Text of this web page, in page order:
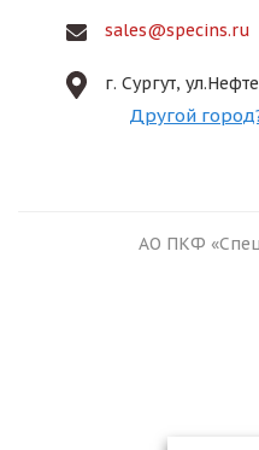
sales@specins.ru
г. Сургут,
Другой
АО ПКФ